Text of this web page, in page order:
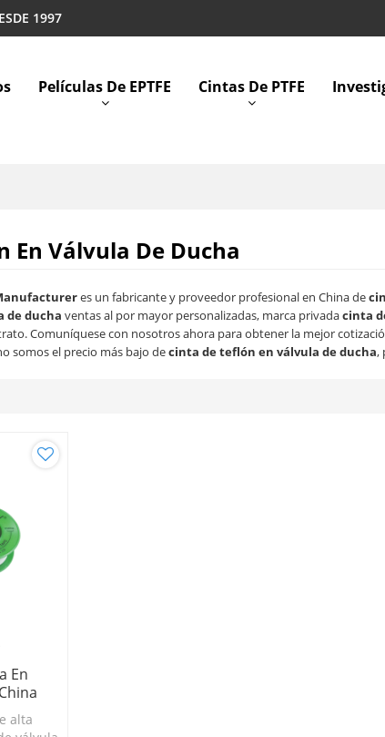
1997
Películas De EPTFE Cintas De PTFE
En Válvula De Ducha
es un fabricante y proveedor profesional en China de
de ducha ventas al por mayor personalizadas, marca privadacinta
Comuníquese con nosotros ahora para obtener la mejor
somos el precio más bajo decinta de teflón en válvula de ducha,
En
alta